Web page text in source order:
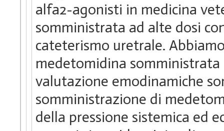
alfa2-agonisti in medicina
somministrata ad alte dosi
cateterismo uretrale.
medetomidina somministrata
valutazione emodinamiche
somministrazione di
della pressione sistemica ed